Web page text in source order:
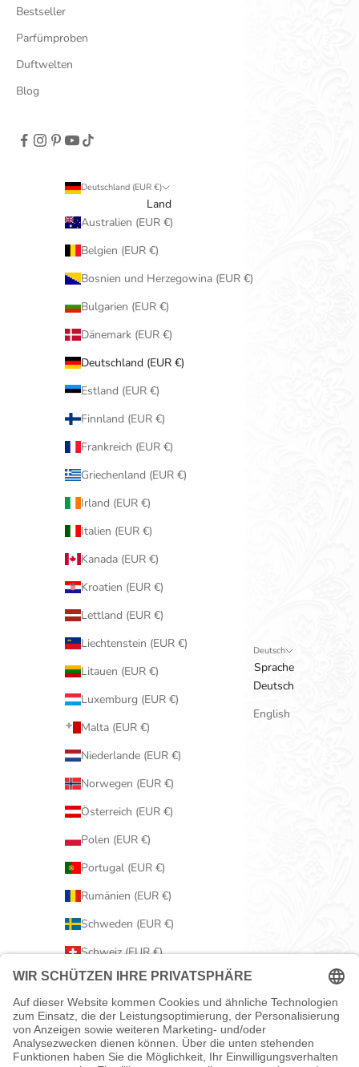
Bestseller
Parfümproben
Duftwelten
Blog
Deutschland (EUR €)
Land
Australien (EUR €)
Belgien (EUR €)
Bosnien und Herzegowina (EUR €)
Bulgarien (EUR €)
Dänemark (EUR €)
Deutschland (EUR €)
Estland (EUR €)
Finnland (EUR €)
Frankreich (EUR €)
Griechenland (EUR €)
Irland (EUR €)
Italien (EUR €)
Kanada (EUR €)
Kroatien (EUR €)
Lettland (EUR €)
Liechtenstein (EUR €)
Litauen (EUR €)
Luxemburg (EUR €)
Malta (EUR €)
Niederlande (EUR €)
Norwegen (EUR €)
Österreich (EUR €)
Polen (EUR €)
Portugal (EUR €)
Rumänien (EUR €)
Schweden (EUR €)
Schweiz (EUR €)
Serbien (EUR €)
Slowakei (EUR €)
Slowenien (EUR €)
Deutsch
Sprache
Deutsch
English